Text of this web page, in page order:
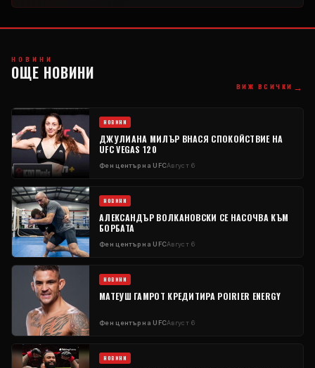
НОВИНИ
ОЩЕ НОВИНИ
ВИЖ ВСИЧКИ →
НОВИНИ
ДЖУЛИАНА МИЛЪР ВНАСЯ СПОКОЙСТВИЕ НА
UFC VEGAS 120
Фен център на UFCАвгуст 6
НОВИНИ
АЛЕКСАНДЪР ВОЛКАНОВСКИ СЕ НАСОЧВА КЪМ
БОРБАТА
Фен център на UFCАвгуст 6
НОВИНИ
МАТЕУШ ГАМРОТ КРЕДИТИРА POIRIER ENERGY
Фен център на UFCАвгуст 6
НОВИНИ